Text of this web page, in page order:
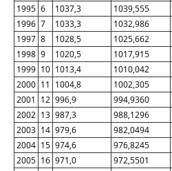
1995 6 1037,3
1039,555
1996 7 1033,3
1032,986
1997 8 1028,5
1025,662
1998 9 1020,5
1017,915
1999 10 1013,4
1010,042
2000 11 1004,8
1002,305
2001 12 996,9
994,9360
2002 13 987,3 988,1296
2003 14 979,6 982,0494
2004 15 974,6 976,8245
2005 16 971,0 972,5501